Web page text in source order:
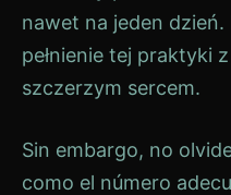
nawet na jeden
pełnienie tej praktyki
szczerzym sercem.
Sin embargo, no
como el número